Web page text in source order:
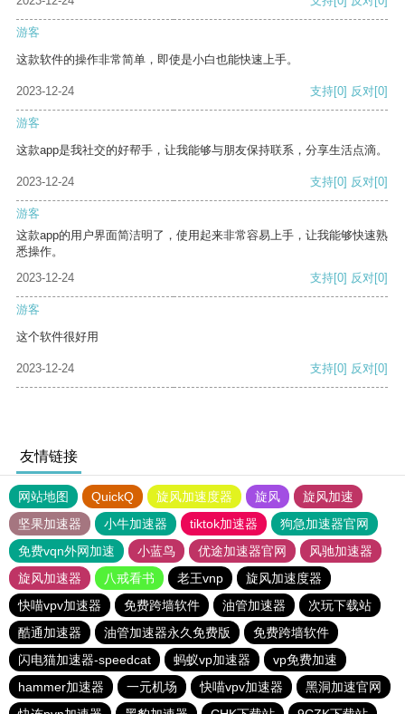
游客
这款软件的操作非常简单，即使是小白也能快速上手。
2023-12-24 支持[0] 反对[0]
游客
这款app是我社交的好帮手，让我能够与朋友保持联系，分享生活点滴。
2023-12-24 支持[0] 反对[0]
游客
这款app的用户界面简洁明了，使用起来非常容易上手，让我能够快速熟
悉操作。
2023-12-24
支持[0] 反对[0]
游客
这个软件很好用
2023-12-24 支持[0] 反对[0]
友情链接
网站地图 QuickQ 旋风加速度器 旋风
旋风加速
坚果加速器
小牛加速器 tiktok加速器
狗急加速器官网
免费vqn外网加速
小蓝鸟 优途加速器官网
风驰加速器
旋风加速器
八戒看书 老王vnp
旋风加速度器
快喵vpv加速器
免费跨墙软件 油管加速器
次玩下载站
酷通加速器
油管加速器永久免费版
免费跨墙软件
闪电猫加速器-speedcat
蚂蚁vp加速器
vp免费加速
hammer加速器
一元机场 快喵vpv加速器
黑洞加速官网